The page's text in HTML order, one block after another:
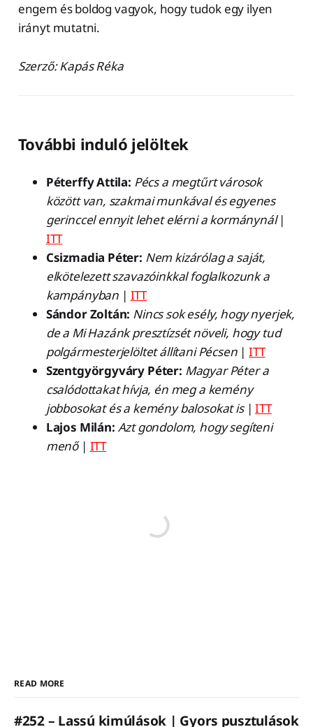
engem és boldog vagyok, hogy tudok egy ilyen
irányt mutatni.
Szerző: Kapás Réka
További induló jelöltek
Péterffy Attila: Pécs a megtűrt városok
között van, szakmai munkával és egyenes
gerinccel ennyit lehet elérni a kormánynál|
ITT
Csizmadia Péter: Nem kizárólag a saját,
elkötelezett szavazóinkkal foglalkozunk a
kampányban | ITT
Sándor Zoltán: Nincs sok esély, hogy nyerjek,
de a Mi Hazánk presztízsét növeli, hogy tud
polgármesterjelöltet állítani Pécsen |ITT
Szentgyörgyváry Péter: Magyar Péter a
csalódottakat hívja, én meg a kemény
jobbosokat és a kemény balosokat is|ITT
Lajos Milán: Azt gondolom, hogy segíteni
menő| ITT
READ MORE
#252 – Lassú kimúlások | Gyors pusztulások